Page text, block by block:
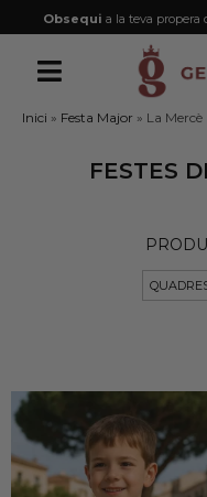
Obsequi a la teva propera
Inici » Festa Major » La Mercè
FESTES